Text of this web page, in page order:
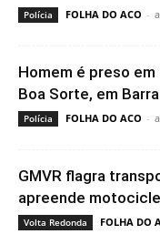
Polícia FOLHA DO ACO -
Homem é preso
Boa Sorte, em
Polícia FOLHA DO ACO -
GMVR flagra
apreende
Volta Redonda FOLHA DO